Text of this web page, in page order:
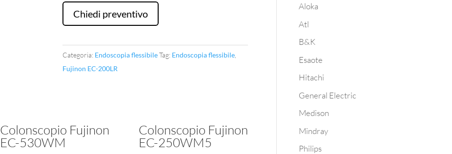
EC-
200LR
Chiedi preventivo
Categoria: Endoscopia flessibileTag: Endoscopia flessibile
Fujinon EC-200LR
Colonscopio Fujinon
EC-530WM
Colonscopio Fujinon
EC-250WM5
Aloka
Atl
B&K
Esaote
Hitachi
General Electric
Medison
Mindray
Philips